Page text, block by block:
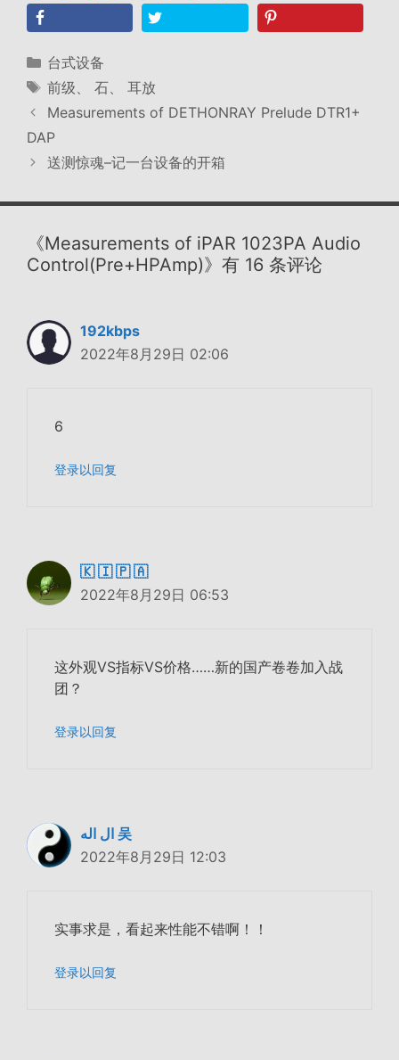
分
类
台式设备
标
签
前级、 石、 耳放
Measurements of DETHONRAY Prelude DTR1+
DAP
送测惊魂–记一台设备的开箱
《Measurements of iPAR 1023PA Audio
Control(Pre+HPAmp)》有 16 条评论
192kbps
2022年8月29日 02:06
6
登录以回复
🇰 🇮 🇵 🇦
2022年8月29日 06:53
这外观VS指标VS价格……新的国产卷卷加入战
团？
登录以回复
ال اله 吴
2022年8月29日 12:03
实事求是，看起来性能不错啊！！
登录以回复